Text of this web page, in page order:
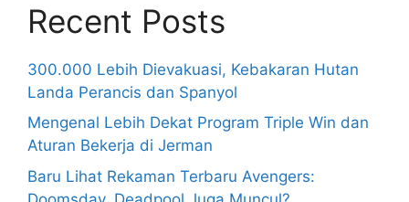
Recent Posts
300.000 Lebih Dievakuasi, Kebakaran Hutan
Landa Perancis dan Spanyol
Mengenal Lebih Dekat Program Triple Win dan
Aturan Bekerja di Jerman
Baru Lihat Rekaman Terbaru Avengers: